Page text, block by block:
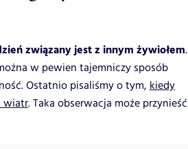
związany jest z innym żywiołem.
w pewien tajemniczy sposób
Ostatnio pisaliśmy o tym, kiedy
wiatr. Taka obserwacja może przynieść